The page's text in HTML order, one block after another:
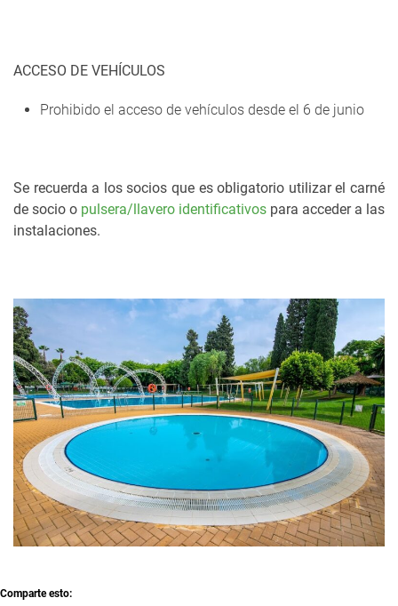
ACCESO DE VEHÍCULOS
Prohibido el acceso de vehículos desde el 6 de junio
Se recuerda a los socios que es obligatorio utilizar el carné
de socio o pulsera/llavero identificativos para acceder a las
instalaciones.
Comparte esto: